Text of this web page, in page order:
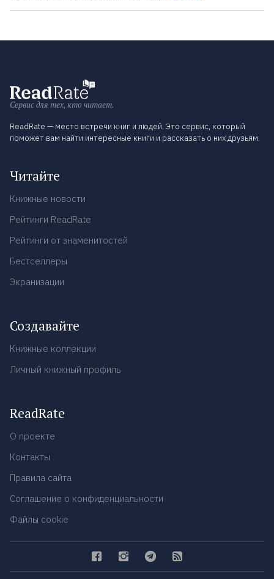
Сервис для тех, кто читает.
ReadRate — место встречи книг и людей. Это сервис, который
поможет вам найти интересные книги и рассказать о них друзьям.
Читайте
Книжные новости
Рейтинги ReadRate
Рейтинги от знаменитостей
Бестселлеры
Экранизации
Создавайте
Книжные коллекции
Личный книжный профиль
ReadRate
О проекте
Контакты
Правила сайта
Соглашение о конфиденциальности
Файлы cookie